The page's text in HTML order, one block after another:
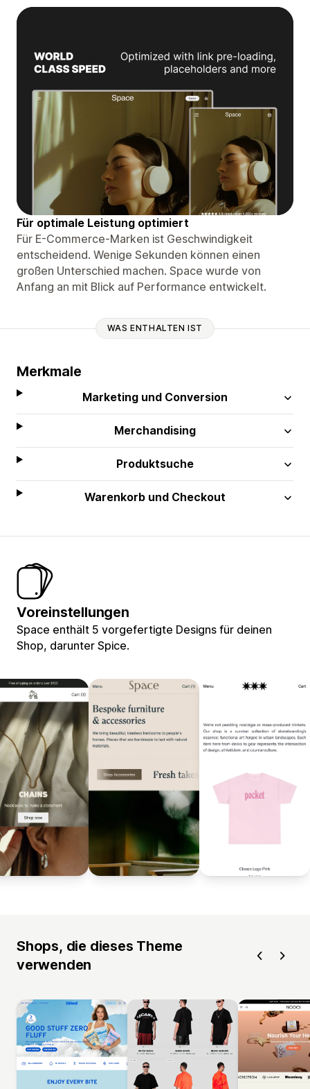
Für optimale Leistung optimiert
Für E-Commerce-Marken ist Geschwindigkeit
entscheidend. Wenige Sekunden können einen
großen Unterschied machen. Space wurde von
Anfang an mit Blick auf Performance entwickelt.
WAS ENTHALTEN IST
Merkmale
Marketing und Conversion
Merchandising
Produktsuche
Warenkorb und Checkout
Voreinstellungen
Space enthält 5 vorgefertigte Designs für deinen
Shop, darunter Spice.
Shops, die dieses Theme
verwenden